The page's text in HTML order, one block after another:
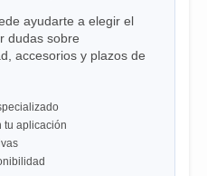
ayudarte a elegir el
dudas sobre
accesorios y plazos de
tu aplicación